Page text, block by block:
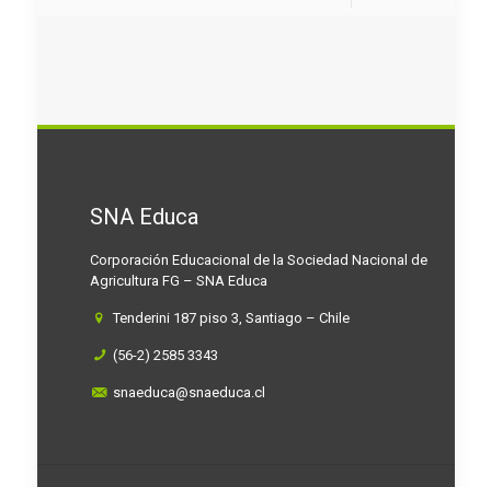
SNA Educa
Corporación Educacional de la Sociedad Nacional de
Agricultura FG – SNA Educa
Tenderini 187 piso 3, Santiago – Chile
(56-2) 2585 3343
snaeduca@snaeduca.cl